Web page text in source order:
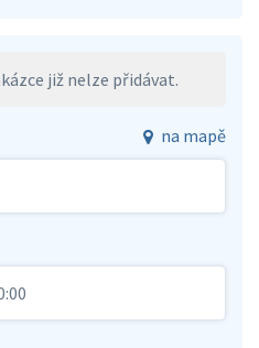
již nelze přidávat.
na mapě